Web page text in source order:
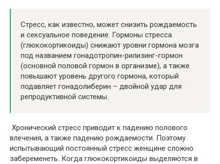
Стресс, как известно, может снизить рождаемость
и сексуальное поведение. Гормоны стресса
(глюкокортикоиды) снижают уровни гормона мозга
под названием гонадотропин-рилизинг-гормон
(основной половой гормон в организме), а также
повышают уровень другого гормона, который
подавляет гонадолиберин – двойной удар для
репродуктивной системы.
Хронический стресс приводит к падению полового
влечения, а также падению рождаемости. Поэтому
испытывающий постоянный стресс женщине сложно
забеременеть. Когда глюкокортикоиды выделяются в